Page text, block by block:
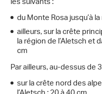
du Monte Rosa jusqu’à
ailleurs, sur la crête
la région de l’Aletsch et
cm
Par ailleurs, au-dessus de
sur la crête nord des